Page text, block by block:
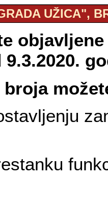
UŽICA",
9.3.2020.